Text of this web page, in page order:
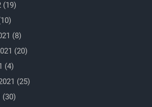
(19)
(8)
(20)
(4)
(25)
(30)